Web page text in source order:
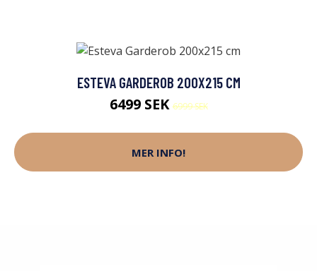
ESTEVA GARDEROB 200X215 CM
6499 SEK6999 SEK
MER INFO!